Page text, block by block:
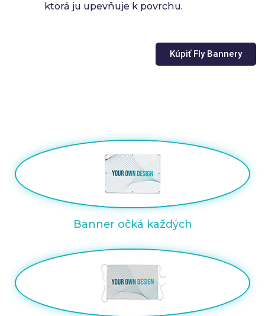
ktorá ju upevňuje k povrchu.
Kúpiť Fly Bannery
Banner očká každých